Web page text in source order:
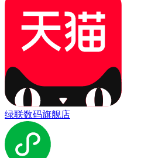
绿联数码旗舰店